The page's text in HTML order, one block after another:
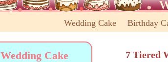
Wedding Cake Birthday
Wedding Cake 7 Tiered